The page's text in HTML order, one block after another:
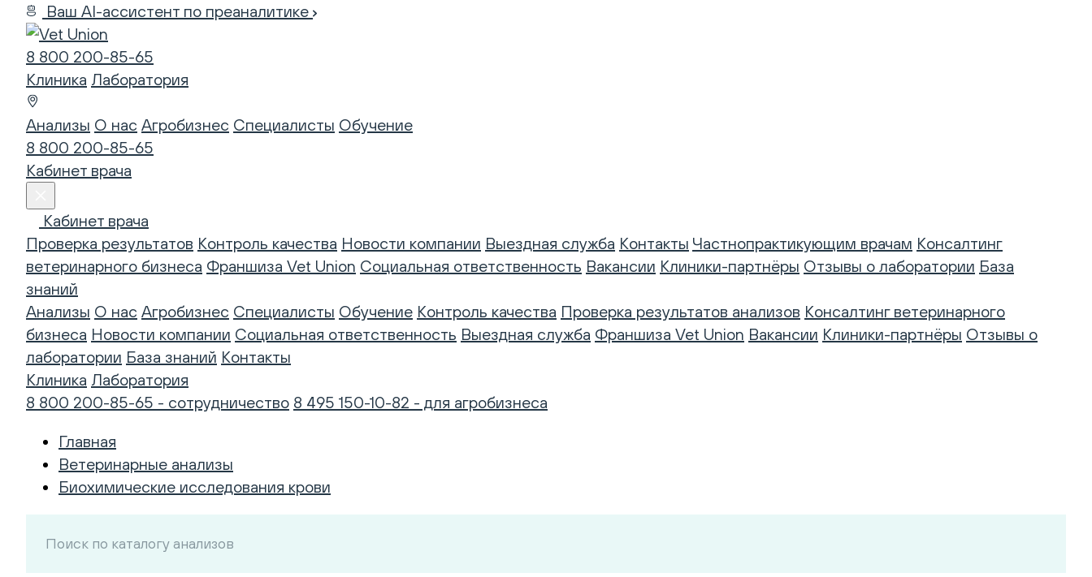
Ваш AI-ассистент по преаналитике
8 800 200-85-65
Клиника Лаборатория
Анализы О нас Агробизнес Специалисты Обучение
8 800 200-85-65
Кабинет врача
Кабинет врача
Проверка результатов Контроль качества Новости компании Выездная служба Контакты Частнопрактикующим врачам Консалтинг
ветеринарного бизнеса Франшиза Vet Union Социальная ответственность Вакансии Клиники-партнёры Отзывы о лаборатории База
знаний
Анализы О нас Агробизнес Специалисты Обучение Контроль качества Проверка результатов анализов Консалтинг ветеринарного
бизнеса Новости компании Социальная ответственность Выездная служба Франшиза Vet Union Вакансии Клиники-партнёры Отзывы о
лаборатории База знаний Контакты
Клиника Лаборатория
8 800 200-85-65 - сотрудничество 8 495 150-10-82 - для агробизнеса
Главная
Ветеринарные анализы
Биохимические исследования крови